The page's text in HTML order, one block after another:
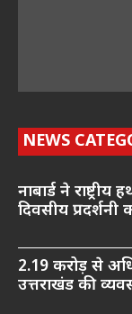
NEWS
नाबार्ड ने
दिवसीय
2.19 करोड़ से
उत्तराखंड की